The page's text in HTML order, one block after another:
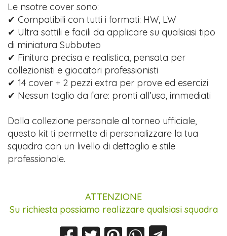
Le nsotre cover sono:
✔ Compatibili con tutti i formati: HW, LW
✔ Ultra sottili e facili da applicare su qualsiasi tipo
di miniatura Subbuteo
✔ Finitura precisa e realistica, pensata per
collezionisti e giocatori professionisti
✔ 14 cover + 2 pezzi extra per prove ed esercizi
✔ Nessun taglio da fare: pronti all’uso, immediati
Dalla collezione personale al torneo ufficiale,
questo kit ti permette di personalizzare la tua
squadra con un livello di dettaglio e stile
professionale.
ATTENZIONE
Su richiesta possiamo realizzare qualsiasi squadra